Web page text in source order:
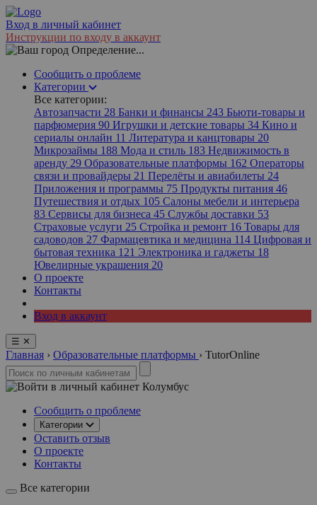
Вход в личный кабинет
Инструкции по входу в аккаунт
Определение...
Сообщить о проблеме
Категории
Все категории:
Автозапчасти 28 Банки и финансы 243 Бьюти-товары и
парфюмерия 90 Игрушки и детские товары 34 Кино и
сериалы онлайн 11 Литература и канцтовары 20
Микрозаймы 188 Мода и стиль 183 Недвижимость в
аренду 29 Образовательные платформы 162 Операторы
связи и провайдеры 21 Перелёты и авиабилеты 24
Приложения и программы 75 Продукты питания 46
Путешествия и отдых 105 Салоны мебели и интерьера
83 Сервисы для бизнеса 45 Службы доставки 53
Страховые услуги 25 Стройка и ремонт 16 Товары для
садоводов 27 Фармацевтика и медицина 114 Цифровая и
бытовая техника 121 Электроника и гаджеты 18
Ювелирные украшения 20
О проекте
Контакты
Вход в аккаунт
☰ ✕
Главная › Образовательные платформы › TutorOnline
Колумбус
Сообщить о проблеме
Категории
Оставить отзыв
О проекте
Контакты
Все категории